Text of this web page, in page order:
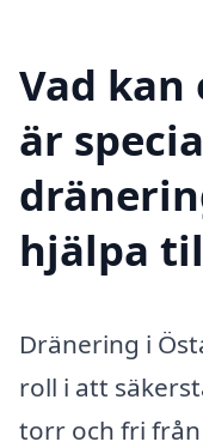
Vad
är
hjälpa
Dränering i
roll i att
torr och fri